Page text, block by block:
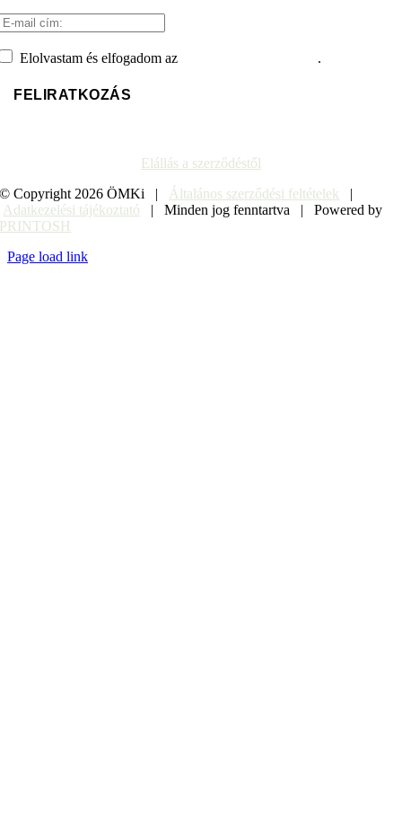
Elolvastam és elfogadom az .
Elállás a szerződéstől
© Copyright 2026 ÖMKi | Általános szerződési feltételek |
Adatkezelési tájékoztató | Minden jog fenntartva | Powered by
PRINTOSH
Page load link